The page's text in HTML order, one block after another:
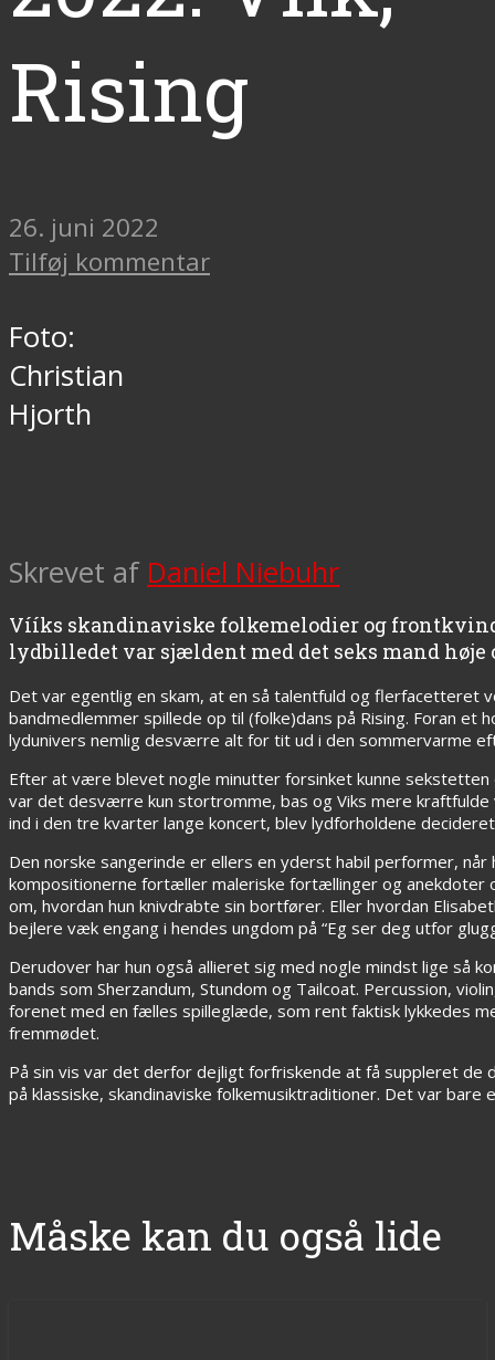
Rising
26. juni 2022
Tilføj kommentar
Foto:
Christian
Hjorth
Skrevet af Daniel Niebuhr
Vííks skandinaviske folkemelodier og
lydbilledet var sjældent med det seks mand høje
Det var egentlig en skam, at en så talentfuld og flerfacetteret
bandmedlemmer spillede op til (folke)dans på Rising. Foran et
lydunivers nemlig desværre alt for tit ud i den sommervarme
Efter at være blevet nogle minutter forsinket kunne sekstetten
var det desværre kun stortromme, bas og Viks mere
ind i den tre kvarter lange koncert, blev lydforholdene
Den norske sangerinde er ellers en yderst habil performer,
kompositionerne fortæller maleriske fortællinger og anekdoter
om, hvordan hun knivdrabte sin bortfører. Eller hvordan
bejlere væk engang i hendes ungdom på “Eg ser deg utfor
Derudover har hun også allieret sig med nogle mindst lige så
bands som Sherzandum, Stundom og Tailcoat. Percussion,
forenet med en fælles spilleglæde, som rent faktisk lykkedes
fremmødet.
På sin vis var det derfor dejligt forfriskende at få suppleret
på klassiske, skandinaviske folkemusiktraditioner. Det var
Måske kan du også lide